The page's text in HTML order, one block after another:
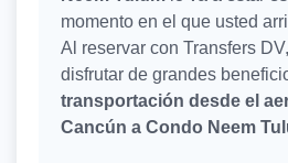
momento en el que usted
Al reservar con Transfers
disfrutar de grandes
transportación desde el
Cancún a Condo Neem